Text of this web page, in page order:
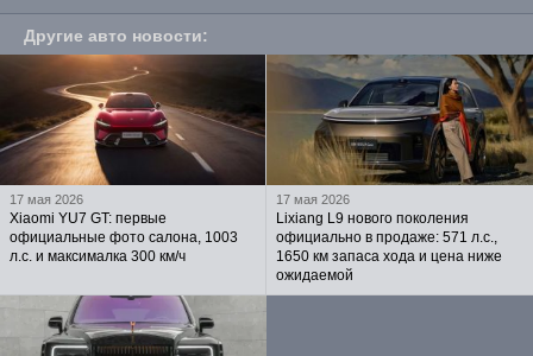
Другие авто новости:
17 мая 2026
Xiaomi YU7 GT: первые
официальные фото салона, 1003
л.с. и максималка 300 км/ч
17 мая 2026
Lixiang L9 нового поколения
официально в продаже: 571 л.с.,
1650 км запаса хода и цена ниже
ожидаемой